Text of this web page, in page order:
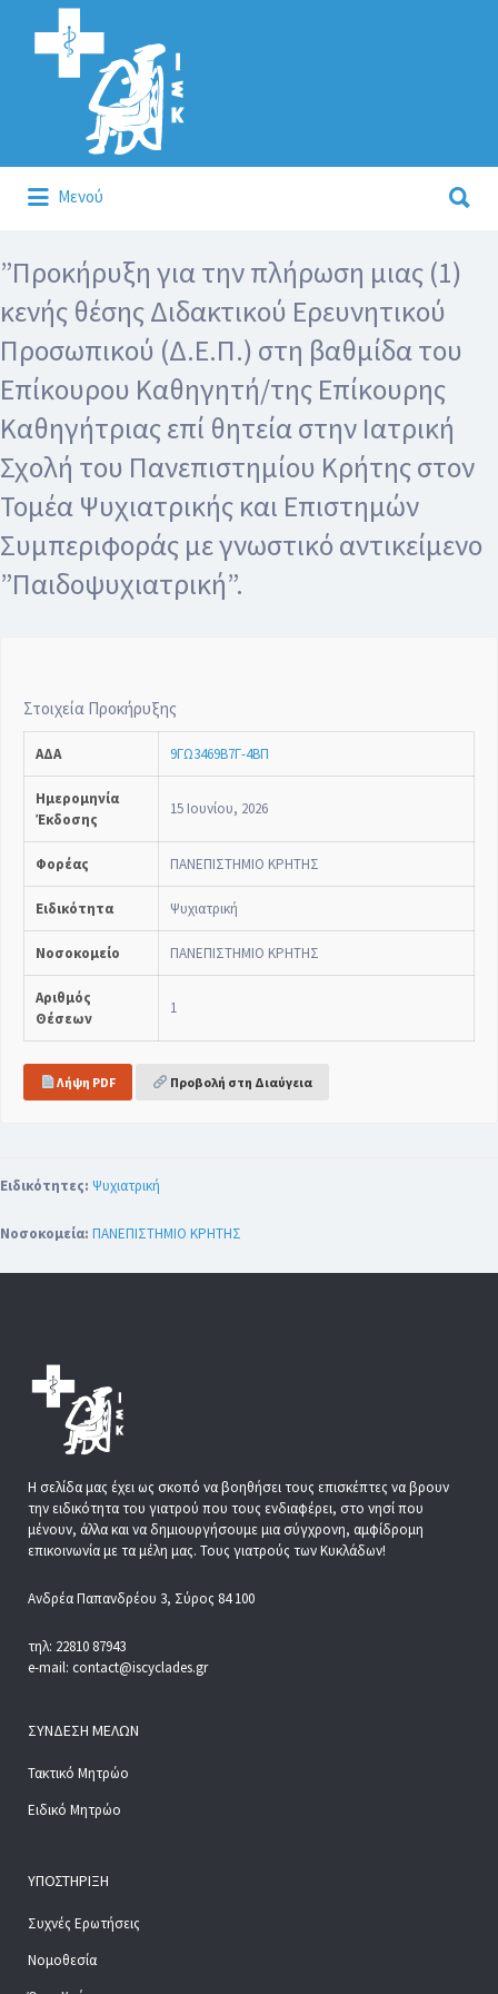
Αναζήτηση
για:
Μενού
για:
”Προκήρυξη για την πλήρωση μιας (1)
κενής θέσης Διδακτικού Ερευνητικού
Προσωπικού (Δ.Ε.Π.) στη βαθμίδα του
Επίκουρου Καθηγητή/της Επίκουρης
Καθηγήτριας επί θητεία στην Ιατρική
Σχολή του Πανεπιστημίου Κρήτης στον
Τομέα Ψυχιατρικής και Επιστημών
Συμπεριφοράς με γνωστικό αντικείμενο
”Παιδοψυχιατρική”.
Στοιχεία Προκήρυξης
ΑΔΑ 9ΓΩ3469Β7Γ-4ΒΠ
Ημερομηνία
Έκδοσης
15 Ιουνίου, 2026
Φορέας ΠΑΝΕΠΙΣΤΗΜΙΟ ΚΡΗΤΗΣ
Ειδικότητα Ψυχιατρική
Νοσοκομείο ΠΑΝΕΠΙΣΤΗΜΙΟ ΚΡΗΤΗΣ
Αριθμός
Θέσεων
1
Λήψη PDF Προβολή στη Διαύγεια
Ειδικότητες: Ψυχιατρική
Νοσοκομεία: ΠΑΝΕΠΙΣΤΗΜΙΟ ΚΡΗΤΗΣ
Η σελίδα μας έχει ως σκοπό να βοηθήσει τους επισκέπτες να βρουν
την ειδικότητα του γιατρού που τους ενδιαφέρει, στο νησί που
μένουν, άλλα και να δημιουργήσουμε μια σύγχρονη, αμφίδρομη
επικοινωνία με τα μέλη μας. Τους γιατρούς των Κυκλάδων!
Ανδρέα Παπανδρέου 3, Σύρος 84 100
τηλ: 22810 87943
e-mail: contact@iscyclades.gr
ΣΎΝΔΕΣΗ ΜΕΛΏΝ
Τακτικό Μητρώο
Ειδικό Μητρώο
ΥΠΟΣΤΉΡΙΞΗ
Συχνές Ερωτήσεις
Νομοθεσία